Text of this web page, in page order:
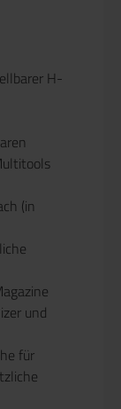
H-
(in
und
für